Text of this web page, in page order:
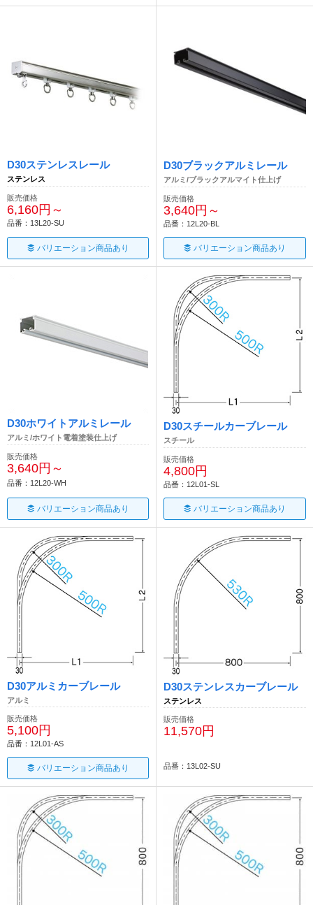
D30ステンレスレール
ステンレス
販売価格
6,160円～
品番：13L20-SU
バリエーション商品あり
D30ブラックアルミレール
アルミ/ブラックアルマイト仕上げ
販売価格
3,640円～
品番：12L20-BL
バリエーション商品あり
D30ホワイトアルミレール
アルミ/ホワイト電着塗装仕上げ
販売価格
3,640円～
品番：12L20-WH
バリエーション商品あり
D30スチールカーブレール
スチール
販売価格
4,800円
品番：12L01-SL
バリエーション商品あり
D30アルミカーブレール
アルミ
販売価格
5,100円
品番：12L01-AS
バリエーション商品あり
D30ステンレスカーブレール
ステンレス
販売価格
11,570円
品番：13L02-SU